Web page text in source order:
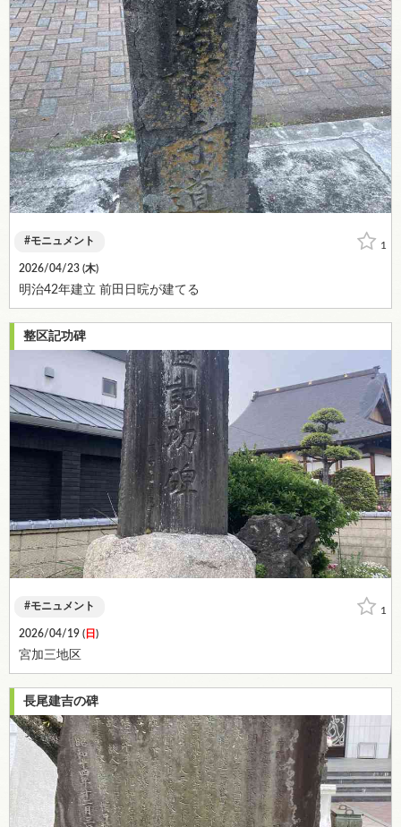
1
モニュメント
2026/04/23 (木)
明治42年建立 前田日晥が建てる
整区記功碑
1
モニュメント
2026/04/19 ( 日 )
宮加三地区
長尾建吉の碑